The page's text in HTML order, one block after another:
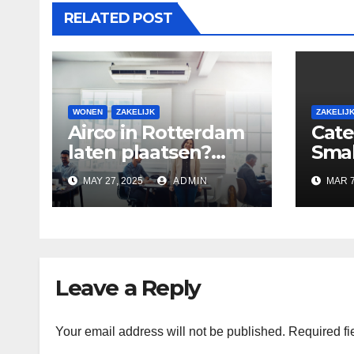
RELATED POST
WONEN ZAKELIJK
Airco in Rotterdam
laten plaatsen?
Geniet van directe
verkoeling
MAY 27, 2025 ADMIN
ZAKELIJK
MAR
Leave a Reply
Your email address will not be published. Required